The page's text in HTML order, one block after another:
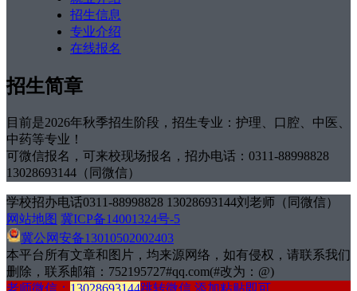
招生信息
专业介绍
在线报名
招生简章
目前是2026年秋季招生阶段，招生专业：护理、口腔、中医、
中药等专业！
可微信报名，可来校现场报名，招办电话：0311-88998828
13028693144（同微信）
学校招办电话0311-88998828 13028693144刘老师（同微信）
网站地图 冀ICP备14001324号-5
冀公网安备13010502002403
本平台所有文章和图片，均来源网络，如有侵权，请联系我们
删除，联系邮箱：752195727#qq.com(#改为：@)
老师微信： 13028693144跳转微信 添加粘贴即可